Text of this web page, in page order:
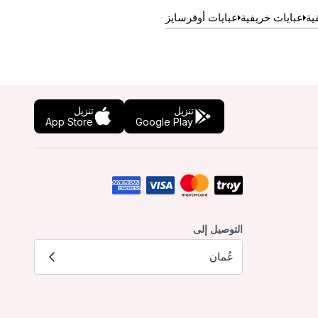
عبايات خريفية عبايات أوفرسايز
تنزيل
Google Play
تنزيل
App Store
التوصيل إلى
عُمان